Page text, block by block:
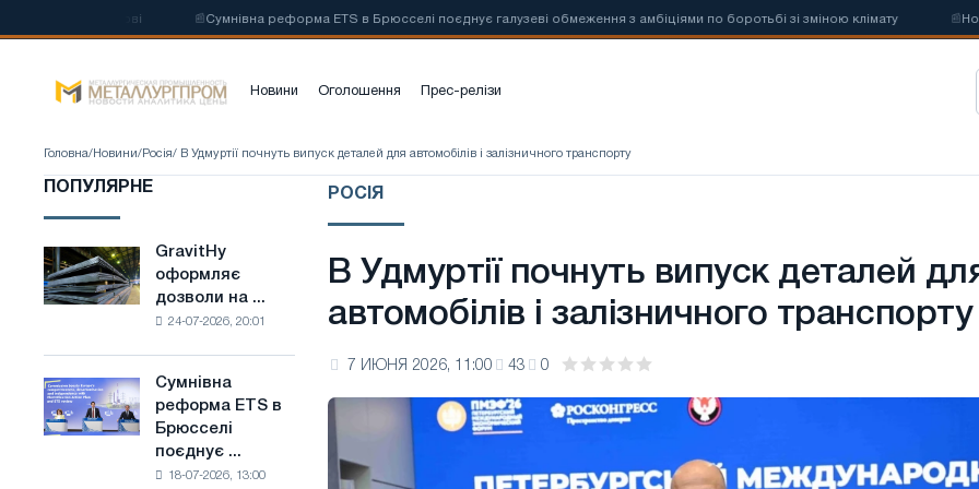
Сумнівна реформа ETS в Брюсселі поєднує галузеві обмеження з амбіціями по боротьбі зі зміною клімату Нові
Новини Оголошення Прес-релізи
Головна/ Новини/ Росія/ В Удмуртії почнуть випуск деталей для автомобілів і залізничного транспорту
ПОПУЛЯРНЕ
GravitHy
оформляє
дозволи
з
виробництва
низьковуглецевої
GravitHy
оформляє
дозволи на ...
24-07-2026, 20:01
Сумнівна
реформа
ETS
Сумнівна
реформа ETS в
Брюсселі
поєднує ...
18-07-2026, 13:00
РОСІЯ
В Удмуртії почнуть випуск деталей
автомобілів і залізничного транспорту
7 ИЮНЯ 2026, 11:00 43 0